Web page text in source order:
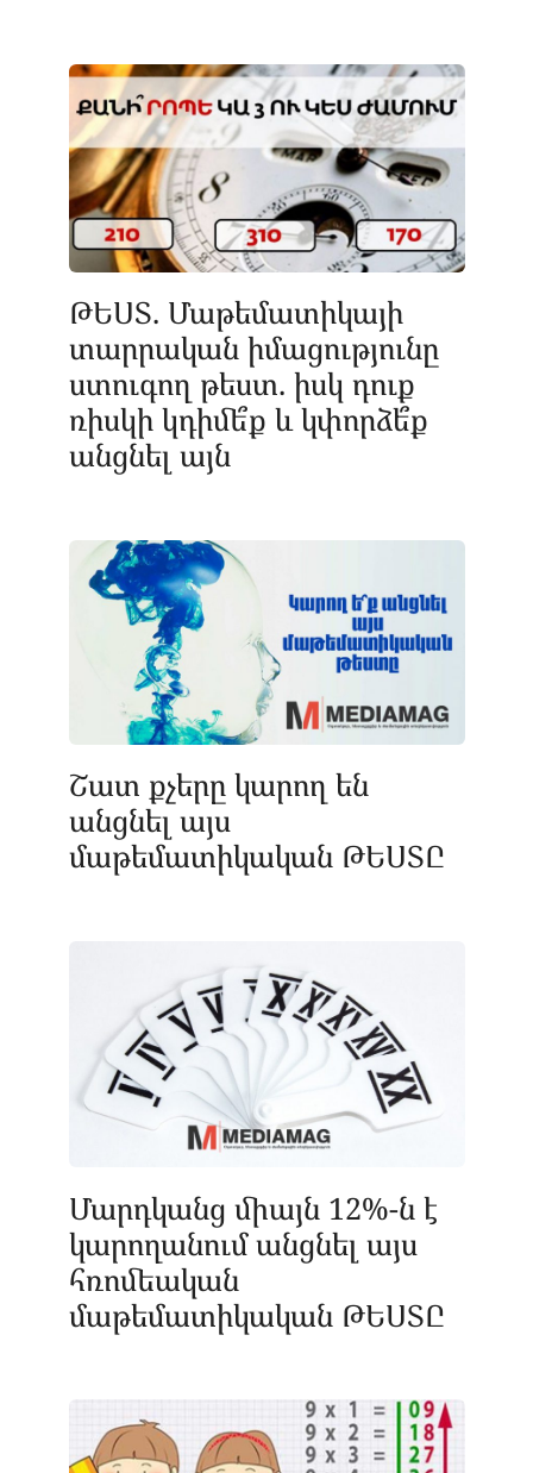
ԹԵՍՏ. Մաթեմատիկայի
տարրական իմացությունը
ստուգող թեստ. իսկ դուք
ռիսկի կդիմե՞ք և կփորձե՞ք
անցնել այն
Շատ քչերը կարող են
անցնել այս
մաթեմատիկական ԹԵՍՏԸ
Մարդկանց միայն 12%-ն է
կարողանում անցնել այս
հռոմեական
մաթեմատիկական ԹԵՍՏԸ